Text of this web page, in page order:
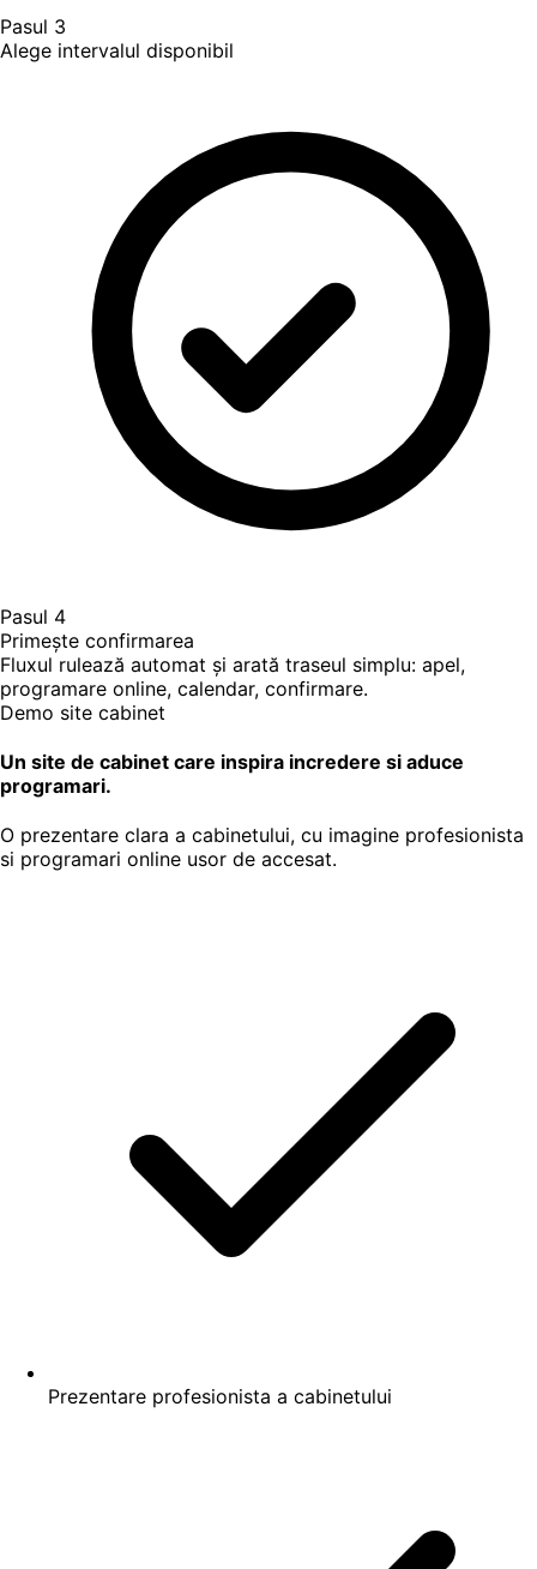
Pasul 3
Alege intervalul disponibil
Pasul 4
Primește confirmarea
Fluxul rulează automat și arată traseul simplu: apel,
programare online, calendar, confirmare.
Demo site cabinet
Un site de cabinet care inspira incredere si aduce
programari.
O prezentare clara a cabinetului, cu imagine profesionista
si programari online usor de accesat.
Prezentare profesionista a cabinetului